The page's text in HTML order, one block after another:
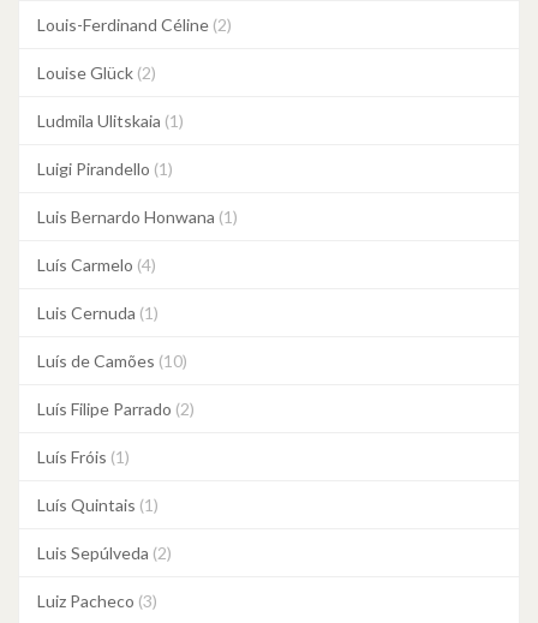
Louis-Ferdinand Céline (2)
Louise Glück (2)
Ludmila Ulitskaia (1)
Luigi Pirandello (1)
Luis Bernardo Honwana (1)
Luís Carmelo (4)
Luis Cernuda (1)
Luís de Camões (10)
Luís Filipe Parrado (2)
Luís Fróis (1)
Luís Quintais (1)
Luis Sepúlveda (2)
Luiz Pacheco (3)